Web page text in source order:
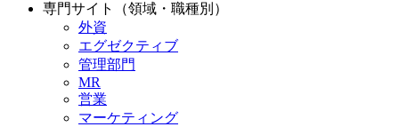
専門サイト（領域・職種別）
外資
エグゼクティブ
管理部門
MR
営業
マーケティング